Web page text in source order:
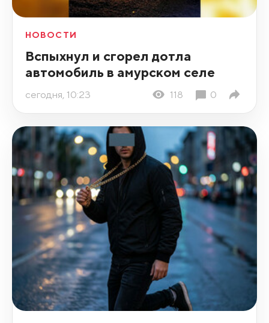
НОВОСТИ
Вспыхнул и сгорел дотла
автомобиль в амурском селе
сегодня, 10:23 118 0